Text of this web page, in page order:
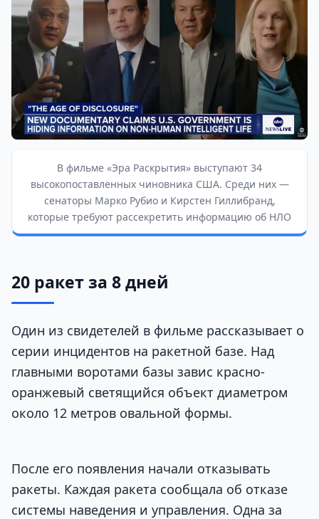
В фильме «Эра Раскрытия» выступают 34
высокопоставленных чиновника США. Среди них —
сенаторы Марко Рубио и Кирстен Гиллибранд,
которые требуют рассекретить информацию об НЛО
20 ракет за 8 дней
Один из свидетелей в фильме рассказывает о
серии инцидентов на ракетной базе. Над
главными воротами базы завис красно-
оранжевый светящийся объект диаметром
около 12 метров овальной формы.
После его появления начали отказывать
ракеты. Каждая ракета сообщала об отказе
системы наведения и управления. Одна за